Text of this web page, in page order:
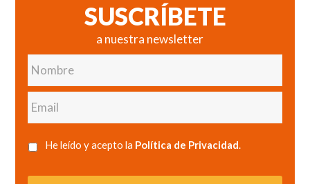
SUSCRÍBETE
a nuestra newsletter
Nombre
Email
He leído y acepto la Política de Privacidad.